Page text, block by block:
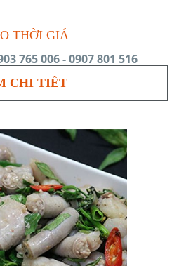
THỜI GIÁ
765 006 - 0907 801 516
CHI TIÊT